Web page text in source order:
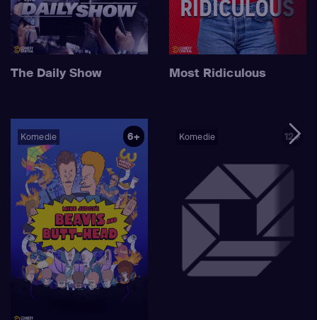
The Daily Show Most Ridiculous
Komedie 6+ Komedie 12+